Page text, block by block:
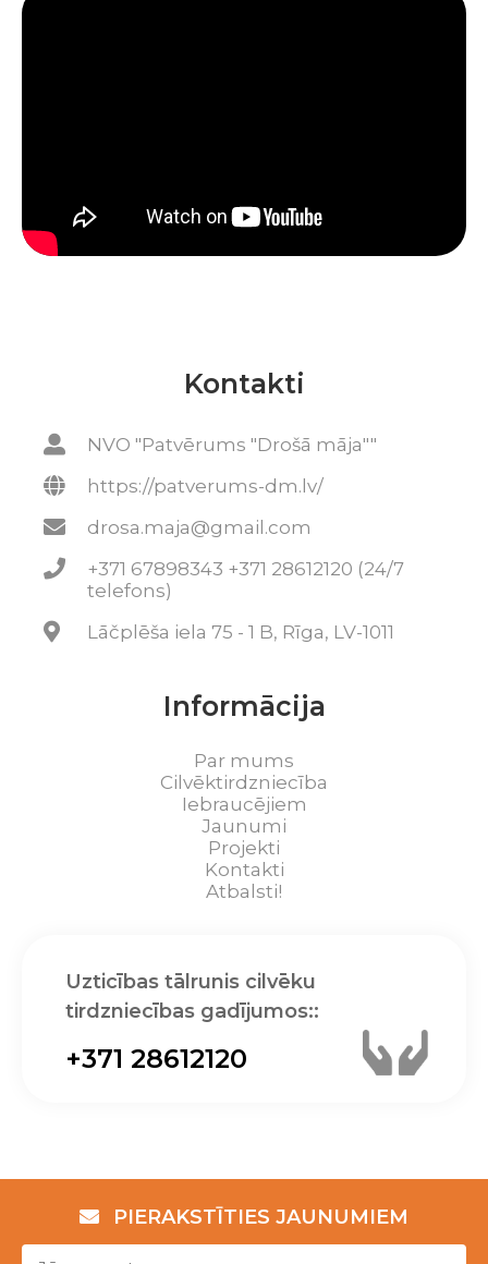
Kontakti
NVO "Patvērums "Drošā māja""
https://patverums-dm.lv/
drosa.maja@gmail.com
+371 67898343 +371 28612120 (24/7
telefons)
Lāčplēša iela 75 - 1 B, Rīga, LV-1011
Informācija
Par mums
Cilvēktirdzniecība
Iebraucējiem
Jaunumi
Projekti
Kontakti
Atbalsti!
Uzticības tālrunis cilvēku
tirdzniecības gadījumos::
+371 28612120
PIERAKSTĪTIES JAUNUMIEM